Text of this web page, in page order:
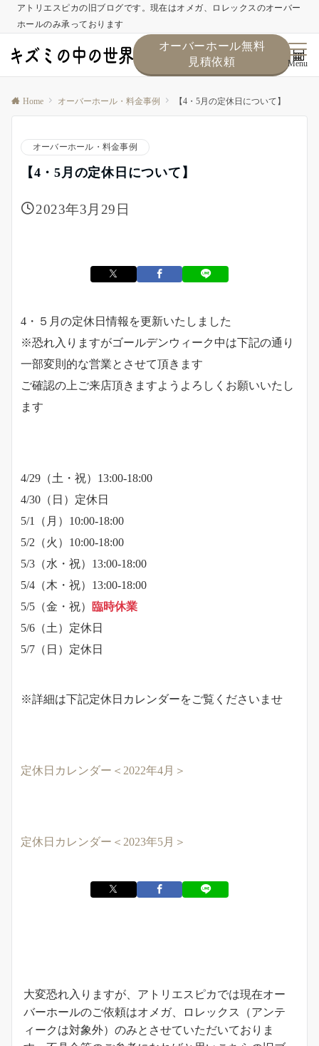
アトリエスピカの旧ブログです。現在はオメガ、ロレックスのオーバー
ホールのみ承っております
オーバーホール無料
見積依頼
Menu
Home オーバーホール・料金事例 【4・5月の定休日について】
オーバーホール・料金事例
【4・5月の定休日について】
2023年3月29日
4・５月の定休日情報を更新いたしました
※恐れ入りますがゴールデンウィーク中は下記の通り
一部変則的な営業とさせて頂きます
ご確認の上ご来店頂きますようよろしくお願いいたし
ます
4/29（土・祝）13:00-18:00
4/30（日）定休日
5/1（月）10:00-18:00
5/2（火）10:00-18:00
5/3（水・祝）13:00-18:00
5/4（木・祝）13:00-18:00
5/5（金・祝）
臨時休業
5/6（土）定休日
5/7（日）定休日
※詳細は下記定休日カレンダーをご覧くださいませ
定休日カレンダー＜2022年4月＞
定休日カレンダー＜2023年5月＞
大変恐れ入りますが、アトリエスピカでは現在オー
バーホールのご依頼はオメガ、ロレックス（アンテ
ィークは対象外）のみとさせていただいておりま